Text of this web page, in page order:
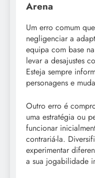
Arena
Um erro comum
negligenciar a
equipa com base
levar a desajustes
Esteja sempre
personagens e
Outro erro é
uma estratégia ou
funcionar
contrariá-la.
experimentar
a sua jogabilidade